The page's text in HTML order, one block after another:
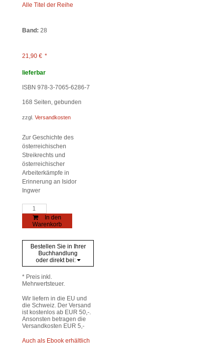
Alle Titel der Reihe
Band: 28
21,90 € *
lieferbar
ISBN 978-3-7065-6286-7
168 Seiten, gebunden
zzgl. Versandkosten
Zur Geschichte des
österreichischen
Streikrechts und
österreichischer
Arbeiterkämpfe in
Erinnerung an Isidor
Ingwer
wegen
geringsten
gegen
das
Koalitionsrecht!“
Menge
In den
Warenkorb
Bestellen Sie in Ihrer
Buchhandlung
oder direkt bei:
* Preis inkl.
Mehrwertsteuer.
Wir liefern in die EU und
die Schweiz. Der Versand
ist kostenlos ab EUR 50,-.
Ansonsten betragen die
Versandkosten EUR 5,-
Auch als Ebook erhältlich